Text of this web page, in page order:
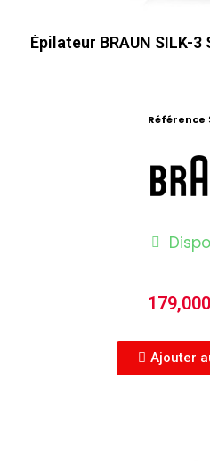
Épilateur BRAUN SILK-
Référence
Ajouter